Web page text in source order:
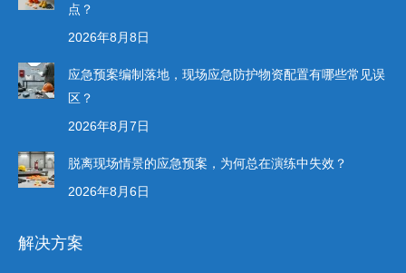
点？
2026年8月8日
应急预案编制落地，现场应急防护物资配置有哪些常见误
区？
2026年8月7日
脱离现场情景的应急预案，为何总在演练中失效？
2026年8月6日
解决方案